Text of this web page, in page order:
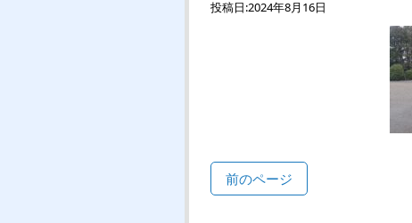
投稿日:2024年8月16日
前のページ